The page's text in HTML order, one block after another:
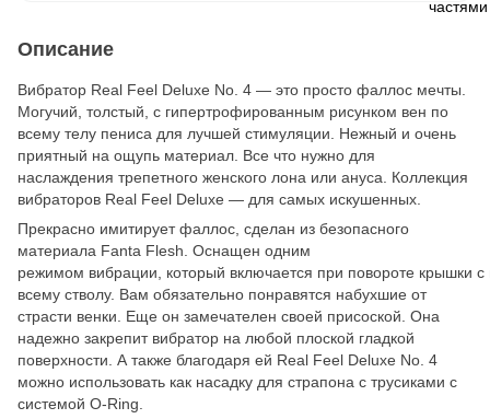
Описание
Вибратор Real Feel Deluxe No. 4 ― это просто фаллос мечты.
Могучий, толстый, с гипертрофированным рисунком вен по
всему телу пениса для лучшей стимуляции. Нежный и очень
приятный на ощупь материал. Все что нужно для
наслаждения трепетного женского лона или ануса. Коллекция
вибраторов Real Feel Deluxe ― для самых искушенных.
Прекрасно имитирует фаллос, сделан из безопасного
материала Fanta Flesh. Оснащен одним
режимом вибрации, который включается при повороте крышки с
всему стволу. Вам обязательно понравятся набухшие от
страсти венки. Еще он замечателен своей присоской. Она
надежно закрепит вибратор на любой плоской гладкой
поверхности. А также благодаря ей Real Feel Deluxe No. 4
можно использовать как насадку для страпона с трусиками с
системой O-Ring.